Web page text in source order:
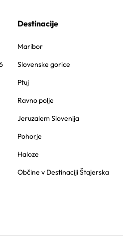
Destinacije
Maribor
Slovenske gorice
Ptuj
Ravno polje
Jeruzalem Slovenija
Pohorje
Haloze
Občine v Destinaciji Štajerska